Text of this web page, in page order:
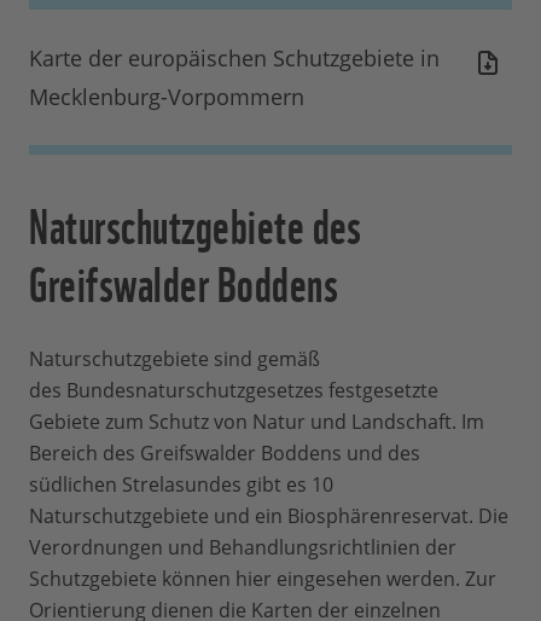
Karte der europäischen Schutzgebiete in
Mecklenburg-Vorpommern
Naturschutzgebiete des
Greifswalder Boddens
Naturschutzgebiete sind gemäß
des Bundesnaturschutzgesetzes festgesetzte
Gebiete zum Schutz von Natur und Landschaft. Im
Bereich des Greifswalder Boddens und des
südlichen Strelasundes gibt es 10
Naturschutzgebiete und ein Biosphärenreservat. Die
Verordnungen und Behandlungsrichtlinien der
Schutzgebiete können hier eingesehen werden. Zur
Orientierung dienen die Karten der einzelnen